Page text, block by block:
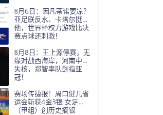
8月6日：因凡蒂诺要凉？
亚足联反水、卡塔尔挺
他，世界杯权力游戏比决
赛点球还刺激！
8月8日：王上源停赛，无
缘对战西海岸，河南中场
失核，郑智率队剑指亚
冠！
赛场传捷报！周口健儿省
运会斩获4金3银 女足
（甲组）创历史摘银